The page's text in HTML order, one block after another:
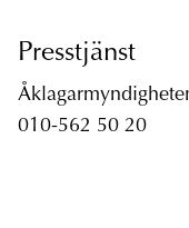
Presstjänst
010-562 50 20